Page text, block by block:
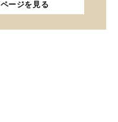
ページを見る